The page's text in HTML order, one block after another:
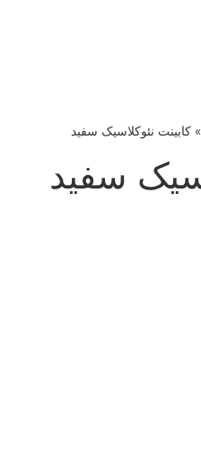
» کابینت نئوکلاسیک سفید
سفید